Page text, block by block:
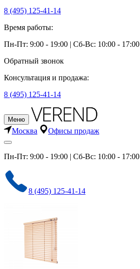
8 (495) 125-41-14
Время работы:
Пн-Пт: 9:00 - 19:00 | Сб-Вс: 10:00 - 17:00
Обратный звонок
Консультация и продажа:
8 (495) 125-41-14
Меню
Москва Офисы продаж
Пн-Пт: 9:00 - 19:00 | Сб-Вс: 10:00 - 17:00
8 (495) 125-41-14